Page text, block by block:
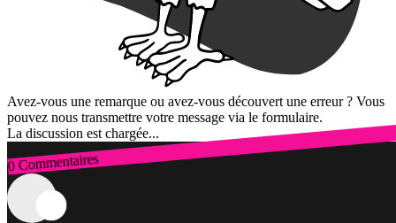
Avez-vous une remarque ou avez-vous découvert une erreur ? Vous
pouvez nous transmettre votre message via le formulaire.
La discussion est chargée...
0 Commentaires
Connexion